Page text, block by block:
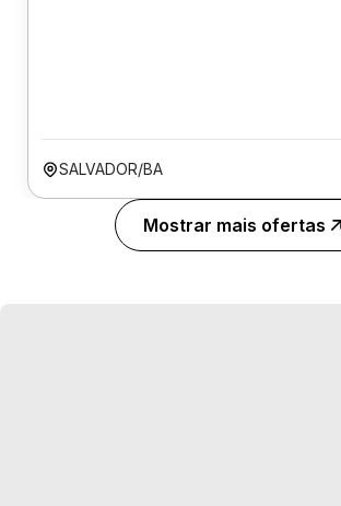
SALVADOR/BA
Mostrar mais ofertas